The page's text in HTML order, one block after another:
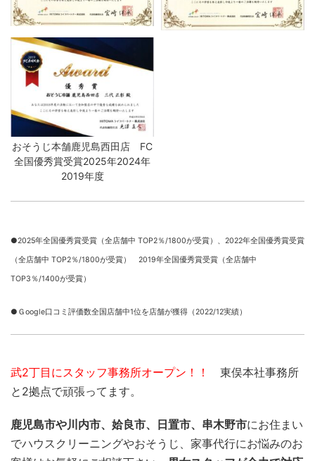
おそうじ本舗鹿児島西田店 FC
全国優秀賞受賞2025年2024年
2019年度
●2025年全国優秀賞受賞（全店舗中 TOP2％/1800が受賞）、 2022年全国優秀賞受賞
（全店舗中 TOP2％/1800が受賞） 2019年全国優秀賞受賞（全店舗中
TOP3％/1400が受賞）
●Ｇoogle口コミ評価数全国店舗中1位を店舗が獲得（2022/12実績）
武2丁目にスタッフ事務所オープン！！
東俣本社事務所
と2拠点で頑張ってます。
鹿児島市や川内市、姶良市、日置市、串木野市にお住まい
でハウスクリーニングやおそうじ、家事代行にお悩みのお